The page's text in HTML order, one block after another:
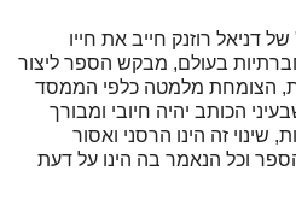
של דניאל רוזנק חייב את חייו
בעולם, מבקש הספר ליצור
הצומחת מלמטה כלפי הממסד
הכותב יהיה חיובי ומבורך
שינוי זה הינו הרסני ואסור
וכל הנאמר בה הינו על דעת